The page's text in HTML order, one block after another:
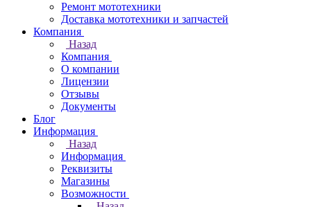
Ремонт мототехники
Доставка мототехники и запчастей
Компания
Назад
Компания
О компании
Лицензии
Отзывы
Документы
Блог
Информация
Назад
Информация
Реквизиты
Магазины
Возможности